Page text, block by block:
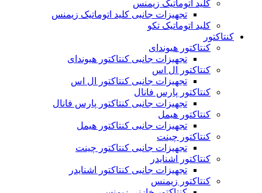
کلید اتوماتیک زیمنس
تجهیزات جانبی کلید اتوماتیک زیمنس
کلید اتوماتیک تکو
کنتاکتور
کنتاکتور هیوندای
تجهیزات جانبی کنتاکتور هیوندای
کنتاکتور ال اس
تجهیزات جانبی کنتاکتور ال اس
کنتاکتور پارس فانال
تجهیزات جانبی کنتاکتور پارس فانال
کنتاکتور هیمل
تجهیزات جانبی کنتاکتور هیمل
کنتاکتور چینت
تجهیزات جانبی کنتاکتور چینت
کنتاکتور اشنایدر
تجهیزات جانبی کنتاکتور اشنایدر
کنتاکتور زیمنس